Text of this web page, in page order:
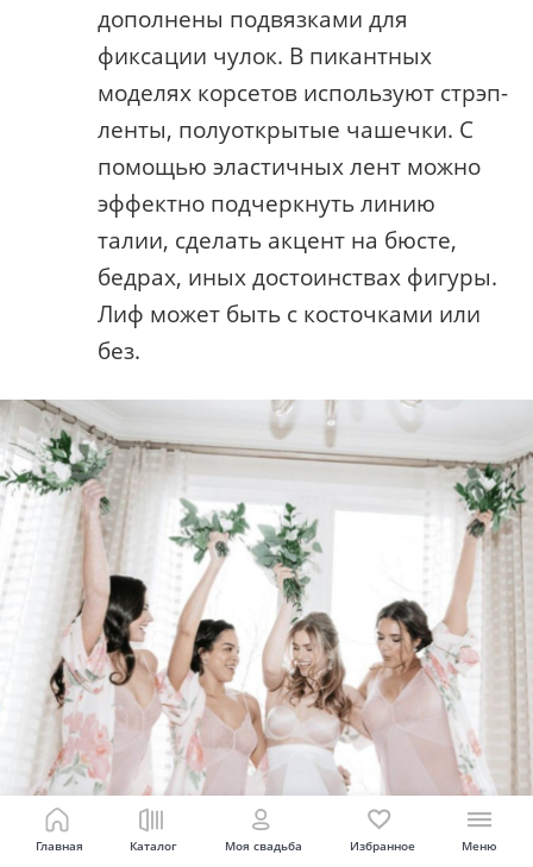
Главная Каталог Моя свадьба Избранное Меню
дополнены подвязками для
фиксации чулок. В пикантных
моделях корсетов используют стрэп-
ленты, полуоткрытые чашечки. С
помощью эластичных лент можно
эффектно подчеркнуть линию
талии, сделать акцент на бюсте,
бедрах, иных достоинствах фигуры.
Лиф может быть с косточками или
без.